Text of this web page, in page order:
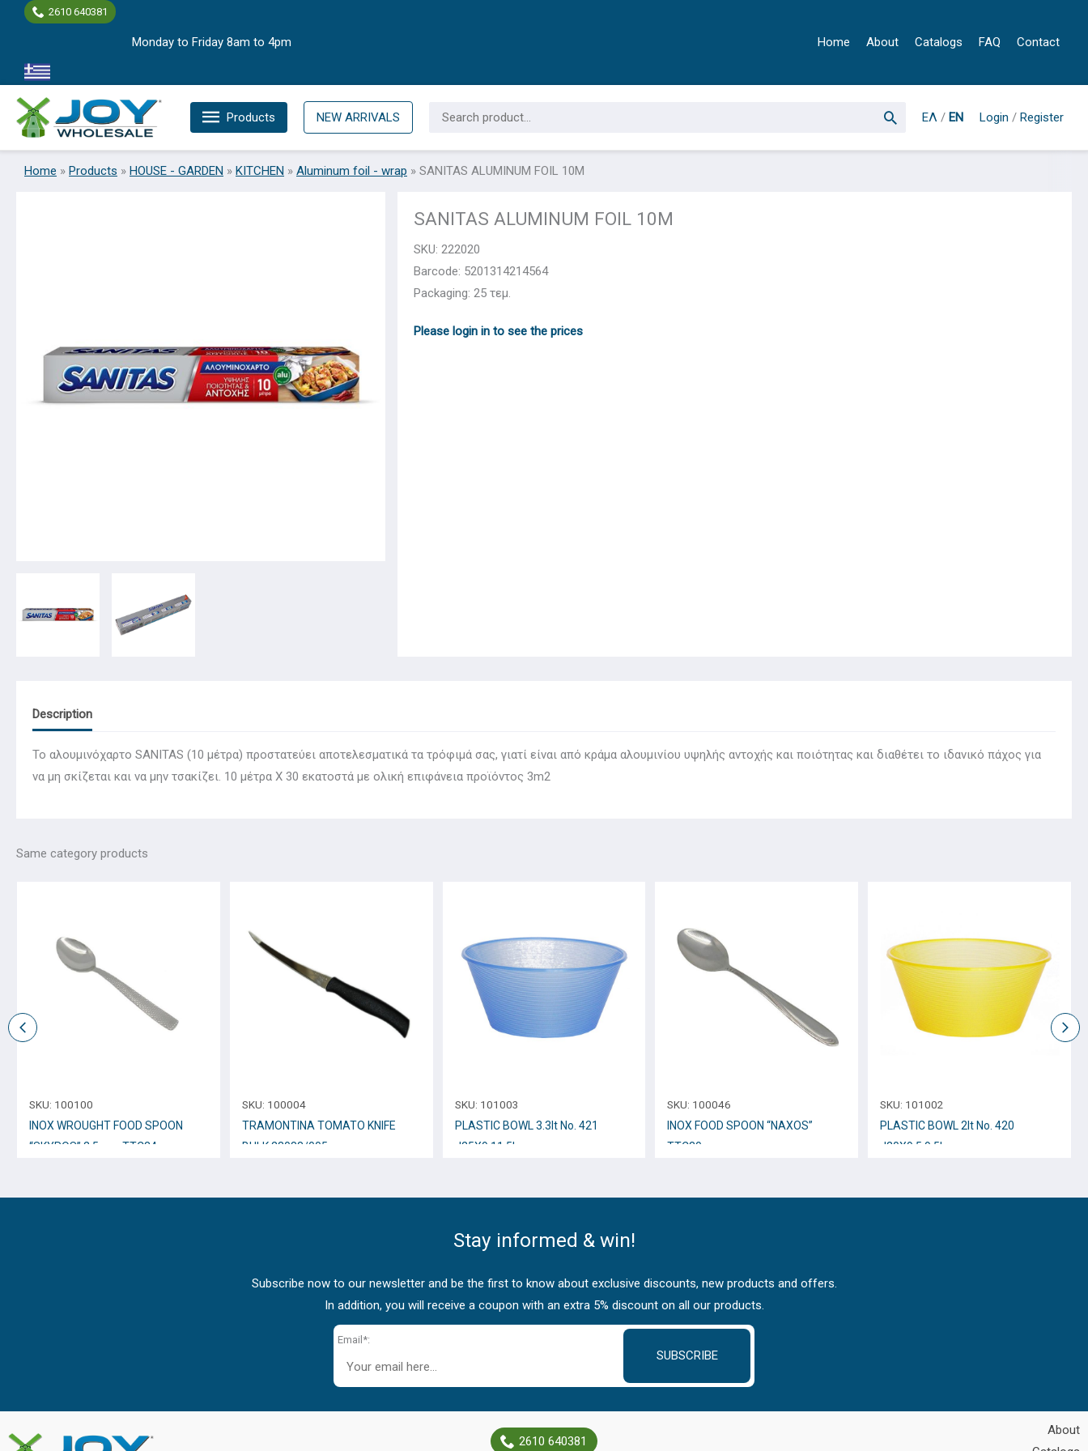
2610 640381
Monday to Friday 8am to 4pm Home About Catalogs FAQ Contact
Products NEW ARRIVALS
for:
ΕΛ / EN Login / Register
Home » Products » HOUSE - GARDEN » KITCHEN » Aluminum foil - wrap » SANITAS ALUMINUM FOIL 10Μ
SANITAS ALUMINUM FOIL 10Μ
SKU:222020
Barcode: 5201314214564
Packaging: 25 τεμ.
Please login in to see the prices
Description
Το αλουμινόχαρτο SANITAS (10 μέτρα) προστατεύει αποτελεσματικά τα τρόφιμά σας, γιατί είναι από κράμα αλουμινίου υψηλής αντοχής και ποιότητας και διαθέτει το ιδανικό πάχος για
να μη σκίζεται και να μην τσακίζει. 10 μέτρα Χ 30 εκατοστά με ολική επιφάνεια προϊόντος 3m2
Same category products
SKU: 100100
INOX WROUGHT FOOD SPOON
“SKYROS” 2,5mm TTC34
SKU: 100004
TRAMONTINA TOMATO KNIFE
BULK 23088/005
SKU: 101003
PLASTIC BOWL 3.3lt No. 421
d25X9.11.5h cm
SKU: 100046
INOX FOOD SPOON “NAXOS”
TTC30
SKU: 101002
PLASTIC BOWL 2lt No. 420
d20X9.5 9.5h cm
Stay informed & win!
Subscribe now to our newsletter and be the first to know about exclusive discounts, new products and offers.
In addition, you will receive a coupon with an extra 5% discount on all our products.
Email*:
SUBSCRIBE
2610 640381
About